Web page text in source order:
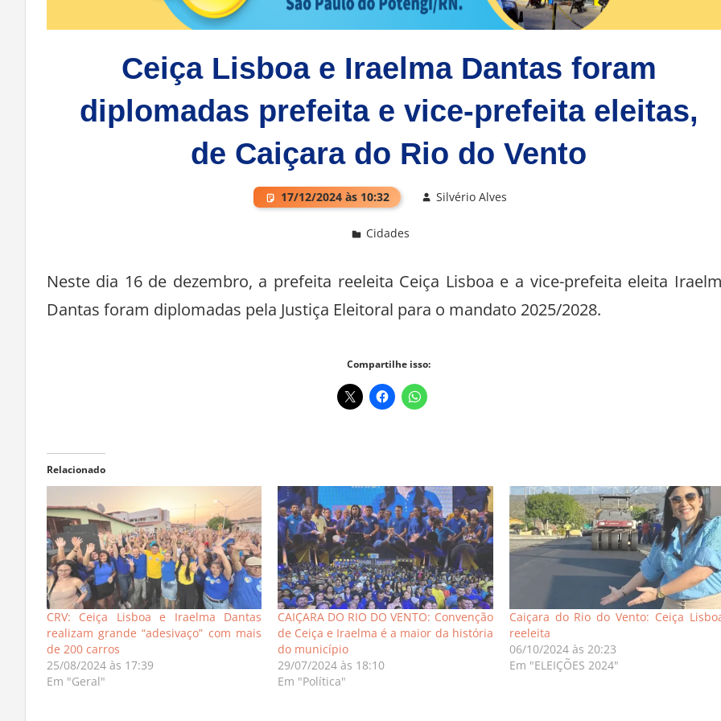
Ceiça Lisboa e Iraelma Dantas foram
diplomadas prefeita e vice-prefeita eleitas,
de Caiçara do Rio do Vento
17/12/2024 às 10:32 Silvério Alves
Cidades
Neste dia 16 de dezembro, a prefeita reeleita Ceiça Lisboa e a vice-prefeita eleita
Dantas foram diplomadas pela Justiça Eleitoral para o mandato 2025/2028.
Compartilhe isso:
Relacionado
CRV: Ceiça Lisboa e Iraelma Dantas
realizam grande “adesivaço” com mais
de 200 carros
25/08/2024 às 17:39
Em "Geral"
CAIÇARA DO RIO DO VENTO: Convenção
de Ceiça e Iraelma é a maior da história
do município
29/07/2024 às 18:10
Em "Política"
Caiçara do Rio do Vento: Ceiça
reeleita
06/10/2024 às 20:23
Em "ELEIÇÕES 2024"